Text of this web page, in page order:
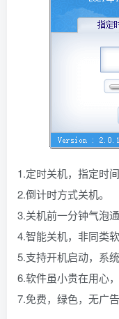
1.定时关机，指定时
2.倒计时方式关机。
3.关机前一分钟气泡
4.智能关机，非同类
5.支持开机启动，系
6.软件虽小贵在用心
7.免费，绿色，无广告